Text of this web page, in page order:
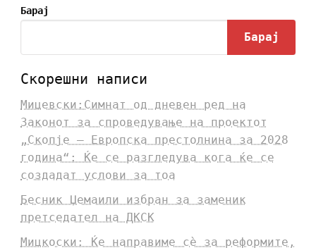
Барај
Барај
Скорешни написи
Мицевски:Симнат од дневен ред на
Законот за спроведување на проектот
„Скопје – Европска престолнина за 2028
година“: Ќе се разгледува кога ќе се
создадат услови за тоа
Бесник Џемаили избран за заменик
претседател на ДКСК
Мицкоски: Ќе направиме сè за реформите,